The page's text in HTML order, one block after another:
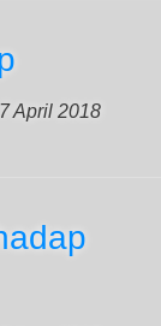
7 April 2018